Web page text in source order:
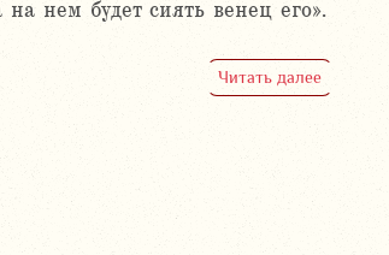
нем будет сиять венец его».
Читать далее